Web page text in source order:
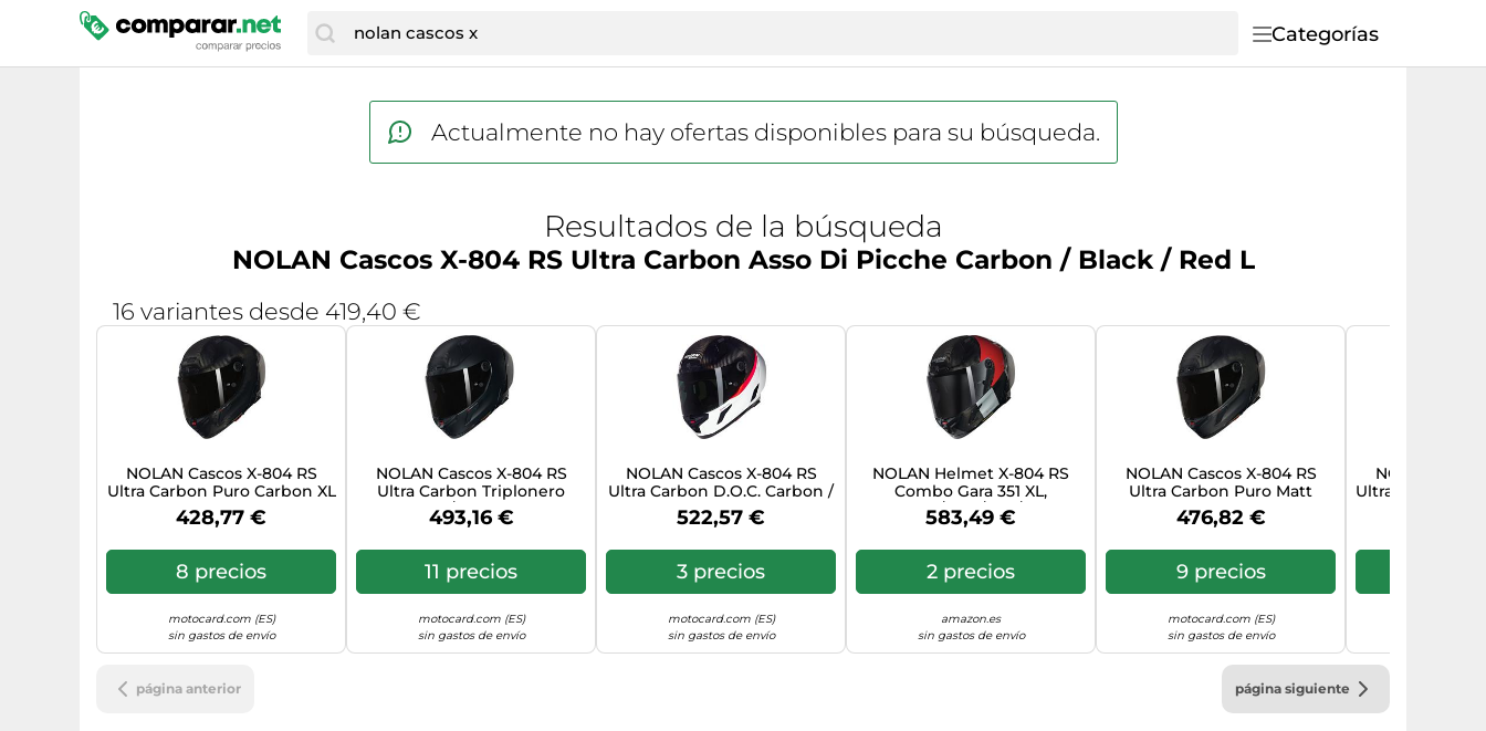
Categorías
Actualmente no hay ofertas disponibles para su búsqueda.
Resultados de la búsqueda
NOLAN Cascos X-804 RS Ultra Carbon Asso Di Picche Carbon / Black / Red L
16 variantes desde 419,40 €
NOLAN Cascos X-804 RS
Ultra Carbon Puro Carbon XL
428,77 €
8 precios
motocard.com (ES)
sin gastos de envío
NOLAN Cascos X-804 RS
Ultra Carbon Triplonero
Carbon / Matt Black L
493,16 €
11 precios
motocard.com (ES)
sin gastos de envío
NOLAN Cascos X-804 RS
Ultra Carbon D.O.C. Carbon /
White M
522,57 €
3 precios
motocard.com (ES)
sin gastos de envío
NOLAN Helmet X-804 RS
Combo Gara 351 XL,
Carbono/Rojo/Gris/Negro
583,49 €
2 precios
amazon.es
sin gastos de envío
NOLAN Cascos X-804 RS
Ultra Carbon Puro Matt
Carbon M
476,82 €
9 precios
motocard.com (ES)
sin gastos de envío
NOLAN
Ultra Carbon
página anterior página siguiente